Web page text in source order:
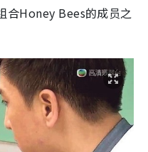
合Honey Bees的成员之